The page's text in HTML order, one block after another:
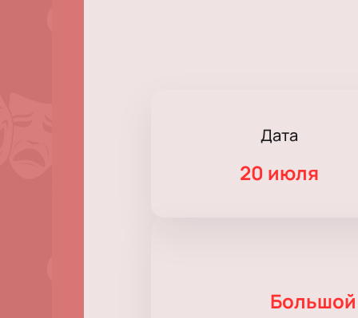
Дата
20 июля
Большой